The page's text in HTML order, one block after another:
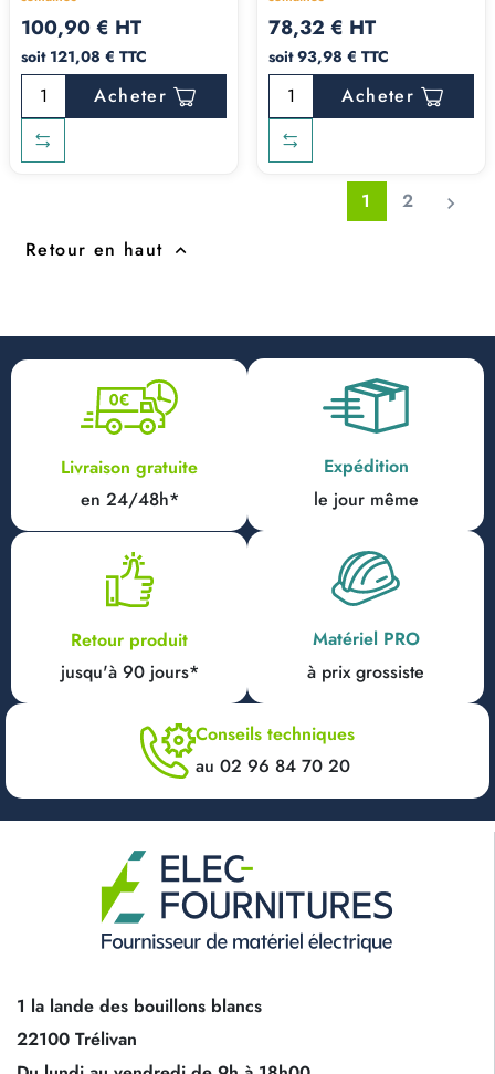
100,90 € HT
soit 121,08 € TTC
Acheter
78,32 € HT
soit 93,98 € TTC
Acheter
1 2 
Retour en haut 
Livraison gratuite
en 24/48h*
Expédition
le jour même
Retour produit
jusqu'à 90 jours*
Matériel PRO
à prix grossiste
Conseils techniques
au 02 96 84 70 20
1 la lande des bouillons blancs
22100 Trélivan